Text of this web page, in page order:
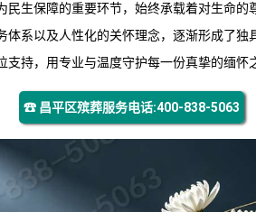
生保障的重要环节，始终承载着对生命的
系以及人性化的关怀理念，逐渐形成了独
持，用专业与温度守护每一份真挚的缅怀
☎ 昌平区殡葬服务电话:400-838-5063